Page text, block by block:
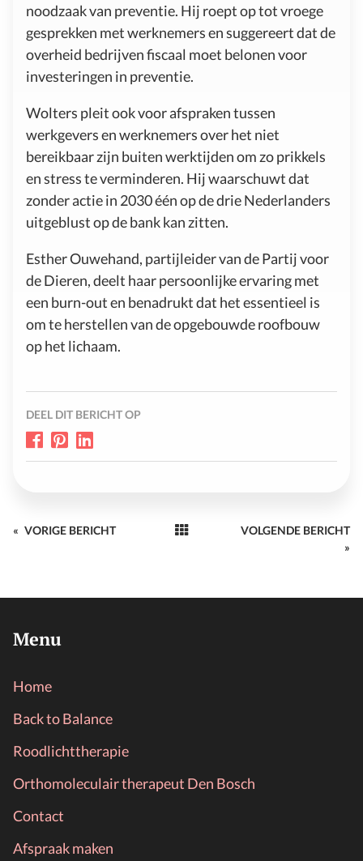
noodzaak van preventie. Hij roept op tot vroege
gesprekken met werknemers en suggereert dat de
overheid bedrijven fiscaal moet belonen voor
investeringen in preventie.
Wolters pleit ook voor afspraken tussen
werkgevers en werknemers over het niet
bereikbaar zijn buiten werktijden om zo prikkels
en stress te verminderen. Hij waarschuwt dat
zonder actie in 2030 één op de drie Nederlanders
uitgeblust op de bank kan zitten.
Esther Ouwehand, partijleider van de Partij voor
de Dieren, deelt haar persoonlijke ervaring met
een burn-out en benadrukt dat het essentieel is
om te herstellen van de opgebouwde roofbouw
op het lichaam.
DEEL DIT BERICHT OP
« VORIGE BERICHT
VOLGENDE BERICHT
»
Menu
Home
Back to Balance
Roodlichttherapie
Orthomoleculair therapeut Den Bosch
Contact
Afspraak maken